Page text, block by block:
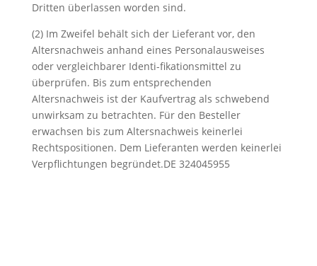
Dritten überlassen worden sind.
(2) Im Zweifel behält sich der Lieferant vor, den
Altersnachweis anhand eines Personalausweises
oder vergleichbarer Identi-fikationsmittel zu
überprüfen. Bis zum entsprechenden
Altersnachweis ist der Kaufvertrag als schwebend
unwirksam zu betrachten. Für den Besteller
erwachsen bis zum Altersnachweis keinerlei
Rechtspositionen. Dem Lieferanten werden keinerlei
Verpflichtungen begründet.DE 324045955